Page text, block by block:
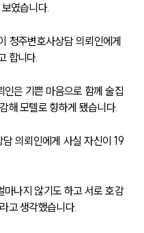
였습니다.
청주변호사상담 의뢰인에게
합니다.
은 기쁜 마음으로 함께 술집
해 모텔로 향하게 됐습니다.
의뢰인에게 사실 자신이 19
나지 않기도 하고 서로 호감
고 생각했습니다.